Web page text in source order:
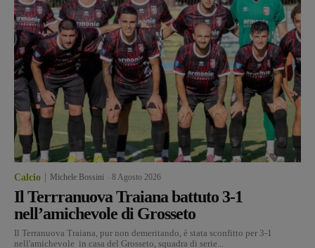
Calcio Michele Bossini 8 Agosto 2026
Il Terrranuova Traiana battuto 3-1
nell’amichevole di Grosseto
Il Terranuova Traiana, pur non demeritando, è stata sconfitto per 3-1
nell'amichevole in casa del Grosseto, squadra di serie...